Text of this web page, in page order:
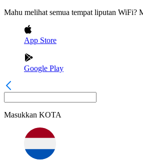
Mahu melihat semua tempat liputan WiFi?
App Store
Google Play
Masukkan KOTA